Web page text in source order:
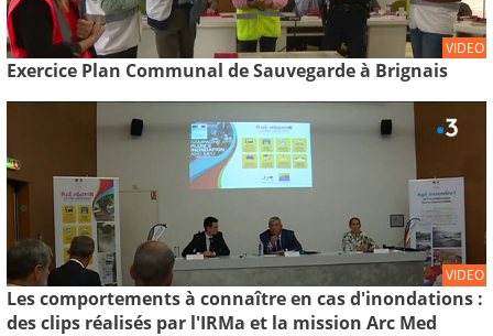
VIDEO
Exercice Plan Communal de Sauvegarde à Brignais
VIDEO
Les comportements à connaître en cas d'inondations :
des clips réalisés par l'IRMa et la mission Arc Med